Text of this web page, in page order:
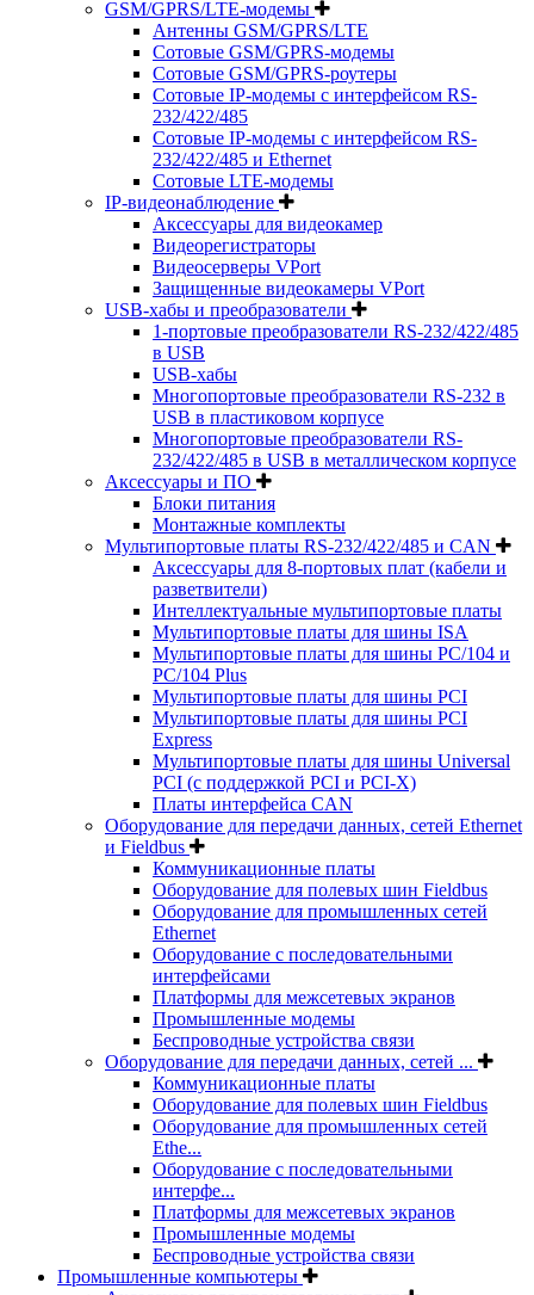
GSM/GPRS/LTE-модемы
Антенны GSM/GPRS/LTE
Сотовые GSM/GPRS-модемы
Сотовые GSM/GPRS-роутеры
Сотовые IP-модемы с интерфейсом RS-
232/422/485
Сотовые IP-модемы с интерфейсом RS-
232/422/485 и Ethernet
Сотовые LTE-модемы
IP-видеонаблюдение
Аксессуары для видеокамер
Видеорегистраторы
Видеосерверы VPort
Защищенные видеокамеры VPort
USB-хабы и преобразователи
1-портовые преобразователи RS-232/422/485
в USB
USB-хабы
Многопортовые преобразователи RS-232 в
USB в пластиковом корпусе
Многопортовые преобразователи RS-
232/422/485 в USB в металлическом корпусе
Аксессуары и ПО
Блоки питания
Монтажные комплекты
Мультипортовые платы RS-232/422/485 и CAN
Аксессуары для 8-портовых плат (кабели и
разветвители)
Интеллектуальные мультипортовые платы
Мультипортовые платы для шины ISA
Мультипортовые платы для шины PC/104 и
PC/104 Plus
Мультипортовые платы для шины PCI
Мультипортовые платы для шины PCI
Express
Мультипортовые платы для шины Universal
PCI (с поддержкой PCI и PCI-X)
Платы интерфейса CAN
Оборудование для передачи данных, сетей Ethernet
и Fieldbus
Коммуникационные платы
Оборудование для полевых шин Fieldbus
Оборудование для промышленных сетей
Ethernet
Оборудование с последовательными
интерфейсами
Платформы для межсетевых экранов
Промышленные модемы
Беспроводные устройства связи
Оборудование для передачи данных, сетей ...
Коммуникационные платы
Оборудование для полевых шин Fieldbus
Оборудование для промышленных сетей
Ethe...
Оборудование с последовательными
интерфе...
Платформы для межсетевых экранов
Промышленные модемы
Беспроводные устройства связи
Промышленные компьютеры